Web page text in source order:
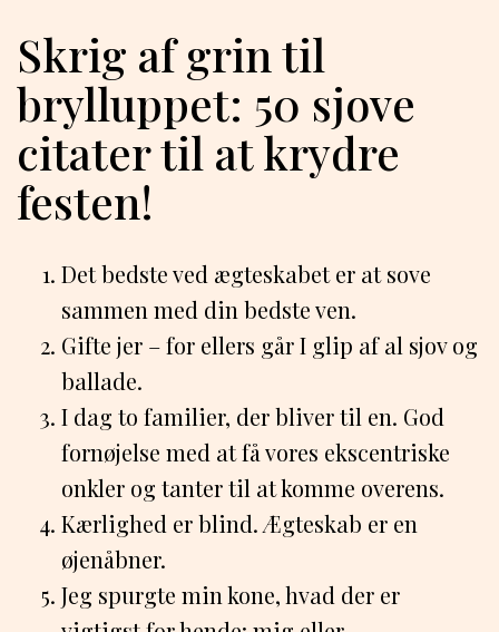
Skrig af grin til
brylluppet: 50 sjove
citater til at krydre
festen!
Det bedste ved ægteskabet er at sove
sammen med din bedste ven.
Gifte jer – for ellers går I glip af al sjov og
ballade.
I dag to familier, der bliver til en. God
fornøjelse med at få vores ekscentriske
onkler og tanter til at komme overens.
Kærlighed er blind. Ægteskab er en
øjenåbner.
Jeg spurgte min kone, hvad der er